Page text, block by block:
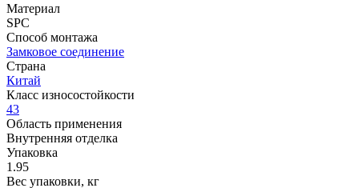
Материал
SPC
Способ монтажа
Замковое соединение
Страна
Китай
Класс износостойкости
43
Область применения
Внутренняя отделка
Упаковка
1.95
Вес упаковки, кг